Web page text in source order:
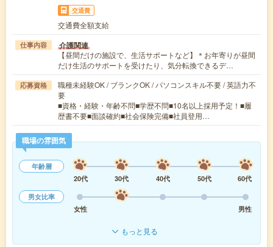
交通費
交通費全額支給
仕事内容 介護関連
【昼間だけの施設で、生活サポートなど】＊お年寄りが昼間
だけ生活のサポートを受けたり、気分転換できるデ…
応募資格
職種未経験OK / ブランクOK / パソコンスキル不要 / 英語力不
要
■資格・経験・年齢不問■学歴不問■10名以上採用予定！■履
歴書不要■面談確約■社会保険完備■社員登用…
職場の雰囲気
年齢層
20代
30代 40代 50代
60代
男女比率
女性
男性
もっと見る